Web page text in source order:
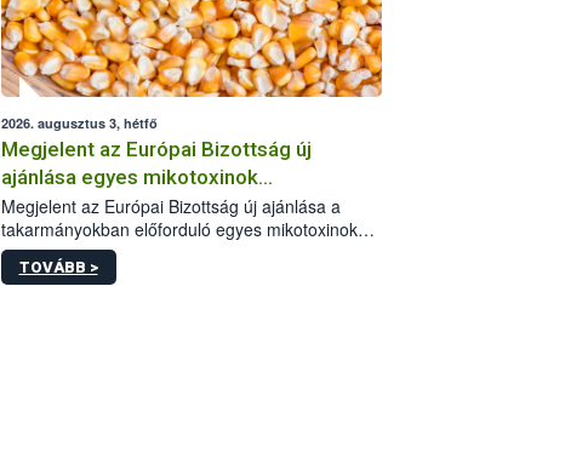
2026. augusztus 3, hétfő
Megjelent az Európai Bizottság új
ajánlása egyes mikotoxinok
takarmányokban való jelenlétéről
Megjelent az Európai Bizottság új ajánlása a
takarmányokban előforduló egyes mikotoxinokkal
kapcsolatban. A dokumentum 2027-től új
irányértékek alkalmazását írja elő, és a jelenleg
TOVÁBB >